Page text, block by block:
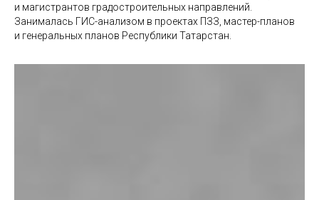
и магистрантов градостроительных направлений.
Занималась ГИС-анализом в проектах ПЗЗ, мастер-планов
и генеральных планов Республики Татарстан.